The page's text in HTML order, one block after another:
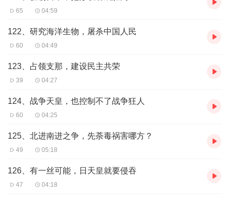
65 04:59
122、研究海洋生物，屠杀中国人民
60 04:49
123、占领支那，建设民主共荣
39 04:27
124、战争天皇，也控制不了战争狂人
60 04:25
125、北进南进之争，先荼毒祸害哪方？
49 05:18
126、有一丝可能，日天皇就要侵吞
47 04:18